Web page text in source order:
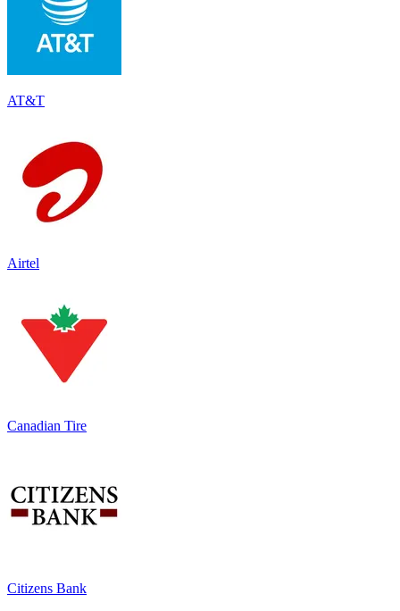
AT&T
Airtel
Canadian Tire
Citizens Bank